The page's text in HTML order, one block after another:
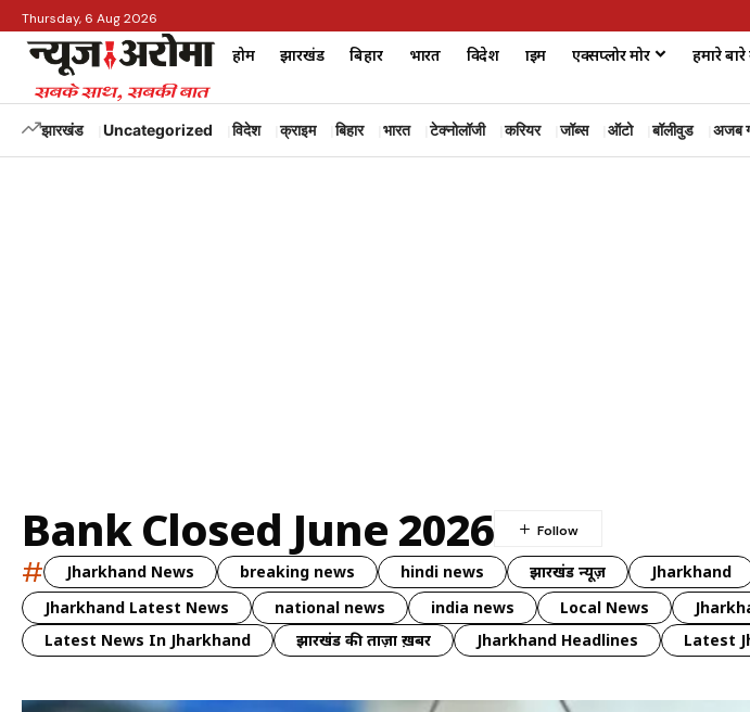
Thursday, 6 Aug 2026
होम झारखंड बिहार भारत विदेश क्राइम एक्सप्लोर मोर हमारे
झारखंड Uncategorized विदेश क्राइम बिहार भारत टेक्नोलॉजी करियर जॉब्स ऑटो बॉलीवुड अजब
Bank Closed June 2026
# Jharkhand News breaking news hindi news झारखंड न्यूज़ Jharkhand
Jharkhand Latest News
national news india news Local News
Latest News In Jharkhand
झारखंड की ताज़ा ख़बर Jharkhand Headlines Latest